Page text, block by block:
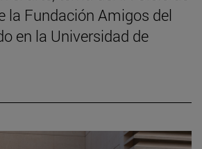
la Fundación Amigos del
en la Universidad de